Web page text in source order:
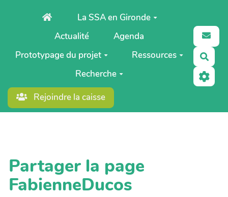
Aller au contenu principalLa SSA en Gironde
Actualité
Agenda
Prototypage du projet
Ressources
Recherche
Rejoindre la caisse
Partager la page
FabienneDucos